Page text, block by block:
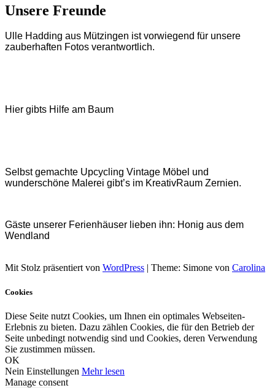
Unsere Freunde
Ulle Hadding aus Mützingen ist vorwiegend für unsere
zauberhaften Fotos verantwortlich.
Hier gibts Hilfe am Baum
Selbst gemachte Upcycling Vintage Möbel und
wunderschöne Malerei gibt’s im KreativRaum Zernien.
Gäste unserer Ferienhäuser lieben ihn: Honig aus dem
Wendland
Mit Stolz präsentiert von WordPress | Theme: Simone von Carolina
Cookies
Diese Seite nutzt Cookies, um Ihnen ein optimales Webseiten-
Erlebnis zu bieten. Dazu zählen Cookies, die für den Betrieb der
Seite unbedingt notwendig sind und Cookies, deren Verwendung
Sie zustimmen müssen.
OK
Nein Einstellungen Mehr lesen
Manage consent